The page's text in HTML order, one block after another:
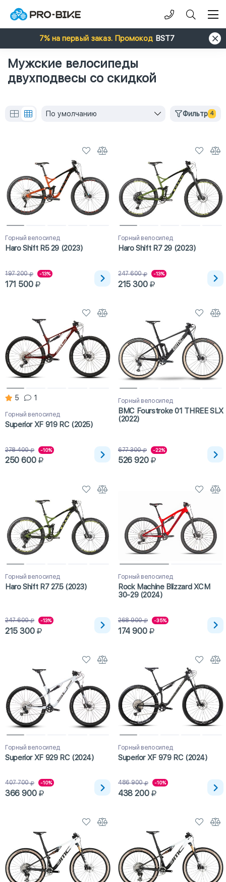
7% на первый заказ. Промокод BST7
Мужские велосипеды
двухподвесы со скидкой
По умолчанию Фильтр 4
Горный велосипед
Haro Shift R5 29 (2023)
197 200 -13%
171 500
Горный велосипед
Haro Shift R7 29 (2023)
247 600 -13%
215 300
5 1
Горный велосипед
Superior XF 919 RC (2025)
278 400 -10%
250 600
Горный велосипед
BMC Fourstroke 01 THREE SLX
(2022)
677 300 -22%
526 920
Горный велосипед
Haro Shift R7 27.5 (2023)
247 600 -13%
215 300
Горный велосипед
Rock Machine Blizzard XCM
30-29 (2024)
268 900 -35%
174 900
Горный велосипед
Superior XF 929 RC (2024)
407 700 -10%
366 900
Горный велосипед
Superior XF 979 RC (2024)
486 900 -10%
438 200